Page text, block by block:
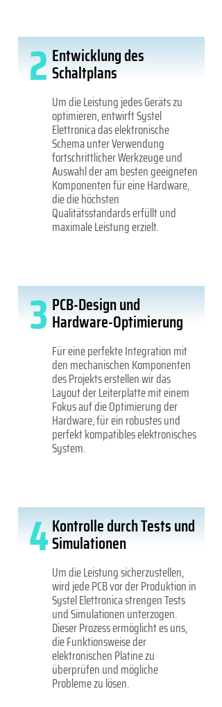
Entwicklung des
Schaltplans
2
Um die Leistung jedes Geräts zu
optimieren, entwirft Systel
Elettronica das elektronische
Schema unter Verwendung
fortschrittlicher Werkzeuge und
Auswahl der am besten geeigneten
Komponenten für eine Hardware,
die die höchsten
Qualitätsstandards erfüllt und
maximale Leistung erzielt.
PCB-Design und
Hardware-Optimierung
3
Für eine perfekte Integration mit
den mechanischen Komponenten
des Projekts erstellen wir das
Layout der Leiterplatte mit einem
Fokus auf die Optimierung der
Hardware, für ein robustes und
perfekt kompatibles elektronisches
System.
Kontrolle durch Tests und
Simulationen
4
Um die Leistung sicherzustellen,
wird jede PCB vor der Produktion in
Systel Elettronica strengen Tests
und Simulationen unterzogen.
Dieser Prozess ermöglicht es uns,
die Funktionsweise der
elektronischen Platine zu
überprüfen und mögliche
Probleme zu lösen.